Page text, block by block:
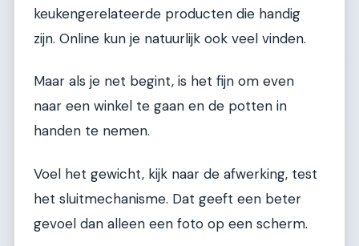
keukengerelateerde producten die handig
zijn. Online kun je natuurlijk ook veel vinden.
Maar als je net begint, is het fijn om even
naar een winkel te gaan en de potten in
handen te nemen.
Voel het gewicht, kijk naar de afwerking, test
het sluitmechanisme. Dat geeft een beter
gevoel dan alleen een foto op een scherm.